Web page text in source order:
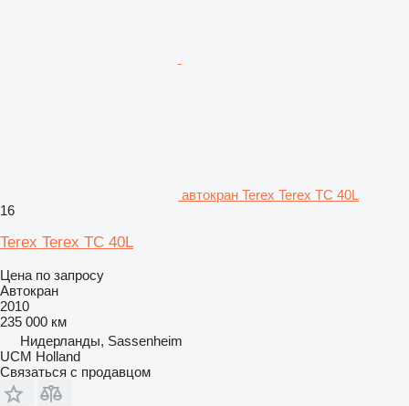
автокран Terex Terex TC 40L
16
Terex Terex TC 40L
Цена по запросу
Автокран
2010
235 000 км
Нидерланды, Sassenheim
UCM Holland
Связаться с продавцом